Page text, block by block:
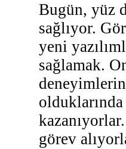
Bugün, yüz
sağlıyor.
yeni
sağlamak.
görev